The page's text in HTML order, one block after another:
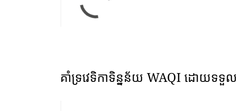
គាំទ្រវេទិកាទិន្នន័យ WAQI ដោយទ